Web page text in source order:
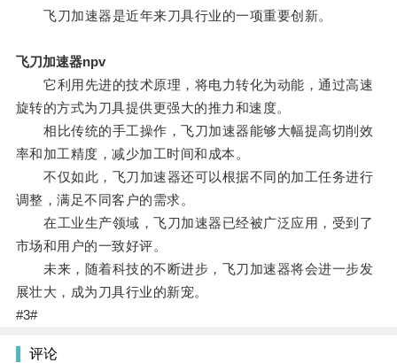
飞刀加速器是近年来刀具行业的一项重要创新。
飞刀加速器npv
它利用先进的技术原理，将电力转化为动能，通过高速
旋转的方式为刀具提供更强大的推力和速度。
相比传统的手工操作，飞刀加速器能够大幅提高切削效
率和加工精度，减少加工时间和成本。
不仅如此，飞刀加速器还可以根据不同的加工任务进行
调整，满足不同客户的需求。
在工业生产领域，飞刀加速器已经被广泛应用，受到了
市场和用户的一致好评。
未来，随着科技的不断进步，飞刀加速器将会进一步发
展壮大，成为刀具行业的新宠。
#3#
评论